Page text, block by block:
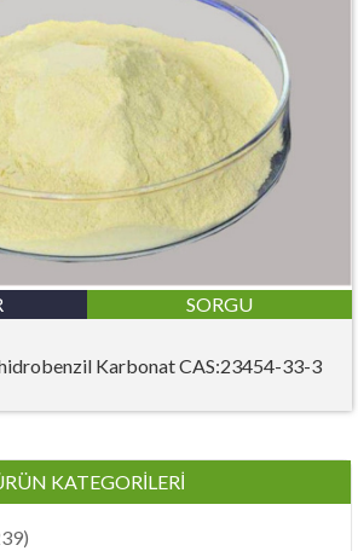
SORGU
Karbonat CAS:23454-33-3
KATEGORILERI